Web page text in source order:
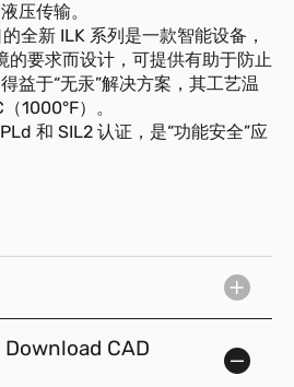
压传输。
全新 ILK 系列是一款智能设备，
的要求而设计，可提供有助于防止
益于“无汞”解决方案，其工艺温
1000°F）。
和 SIL2 认证，是“功能安全”应
CAD